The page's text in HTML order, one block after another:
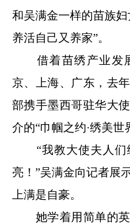
和吴满金一样的苗族妇
养活自己又养家”。
借着苗绣产业发
京、上海、广东，去
部携手墨西哥驻华大
介的“巾帼之约·绣美世
“我教大使夫人们
亮！”吴满金向记者展
上满是自豪。
她学着用简单的英